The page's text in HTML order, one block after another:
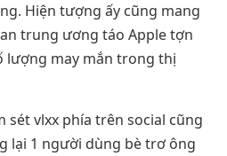
Hiện tượng ấy cũng mang
trung ương táo Apple tợn
lượng may mắn trong thị
sét vlxx phía trên social cũng
lại 1 người dùng bè trơ ông